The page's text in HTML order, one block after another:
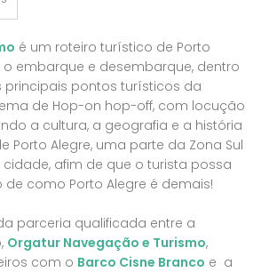
é um roteiro turístico de Porto
o embarque e desembarque, dentro
principais pontos turísticos da
de Hop-on hop-off, com locução
a cultura, a geografia e a história
Porto Alegre, uma parte da Zona Sul
cidade, afim de que o turista possa
como Porto Alegre é demais!
parceria qualificada entre a
Orgatur Navegação e Turismo,
com o Barco Cisne Branco e a